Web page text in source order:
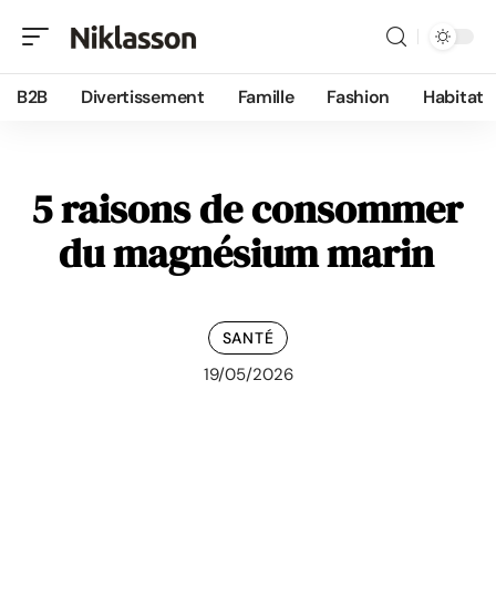
B2B Divertissement Famille Fashion Habitat
5 raisons de consommer
du magnésium marin
SANTÉ
19/05/2026